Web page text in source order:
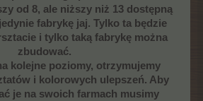
od 8, ale niższy niż 13 dostępną
fabrykę jaj. Tylko ta będzie
i tylko taką fabrykę można
zbudować.
kolejne poziomy, otrzymujemy
i kolorowych ulepszeń. Aby
je na swoich farmach musimy